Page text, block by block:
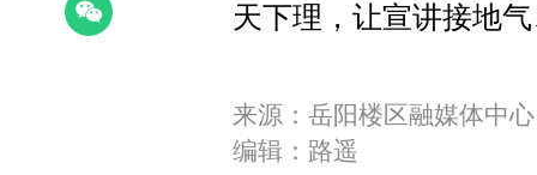
天下理，让宣讲接地
来源：岳阳楼区融媒体中心
编辑：路遥